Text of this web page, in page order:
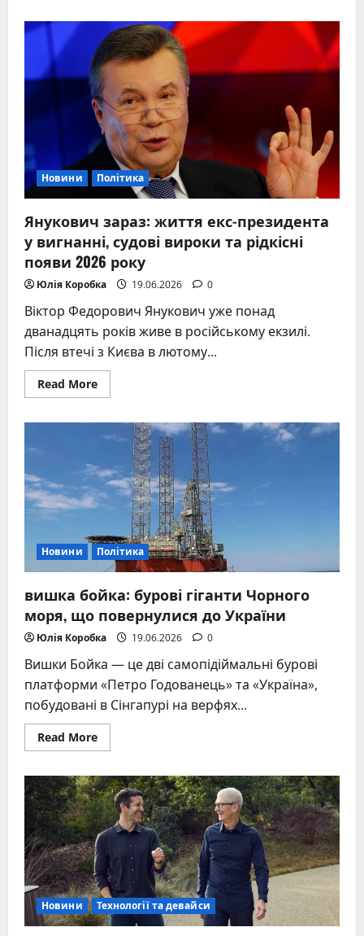
айфон
iPhone
14:
сонячний
акцент
у
світі
технологій
Новини Політика
Янукович зараз: життя екс-президента
у вигнанні, судові вироки та рідкісні
появи 2026 року
Юлія Коробка 19.06.2026 0
Віктор Федорович Янукович уже понад
дванадцять років живе в російському екзилі.
Після втечі з Києва в лютому...
Read MoreRead
more
зараз:
життя
президента
у
вигнанні,
судові
вироки
рідкісні
появи
2026
року
Новини Політика
вишка бойка: бурові гіганти Чорного
моря, що повернулися до України
Юлія Коробка 19.06.2026 0
Вишки Бойка — це дві самопідіймальні бурові
платформи «Петро Годованець» та «Україна»,
побудовані в Сінгапурі на верфях...
Read MoreRead
more
бойка:
бурові
гіганти
Чорного
моря,
що
повернулися
до
України
Новини Технології та девайси